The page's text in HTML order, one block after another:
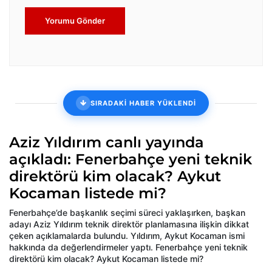
Yorumu Gönder
SIRADAKİ HABER YÜKLENDİ
Aziz Yıldırım canlı yayında
açıkladı: Fenerbahçe yeni teknik
direktörü kim olacak? Aykut
Kocaman listede mi?
Fenerbahçe’de başkanlık seçimi süreci yaklaşırken, başkan
adayı Aziz Yıldırım teknik direktör planlamasına ilişkin dikkat
çeken açıklamalarda bulundu. Yıldırım, Aykut Kocaman ismi
hakkında da değerlendirmeler yaptı. Fenerbahçe yeni teknik
direktörü kim olacak? Aykut Kocaman listede mi?